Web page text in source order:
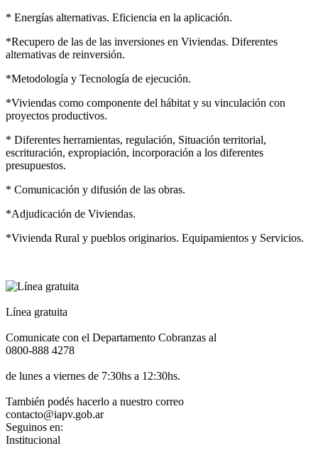
* Energías alternativas. Eficiencia en la aplicación.
*Recupero de las de las inversiones en Viviendas. Diferentes
alternativas de reinversión.
*Metodología y Tecnología de ejecución.
*Viviendas como componente del hábitat y su vinculación con
proyectos productivos.
* Diferentes herramientas, regulación, Situación territorial,
escrituración, expropiación, incorporación a los diferentes
presupuestos.
* Comunicación y difusión de las obras.
*Adjudicación de Viviendas.
*Vivienda Rural y pueblos originarios. Equipamientos y Servicios.
Línea gratuita
Comunicate con el Departamento Cobranzas al
0800-888 4278
de lunes a viernes de 7:30hs a 12:30hs.
También podés hacerlo a nuestro correo
contacto@iapv.gob.ar
Seguinos en:
Institucional